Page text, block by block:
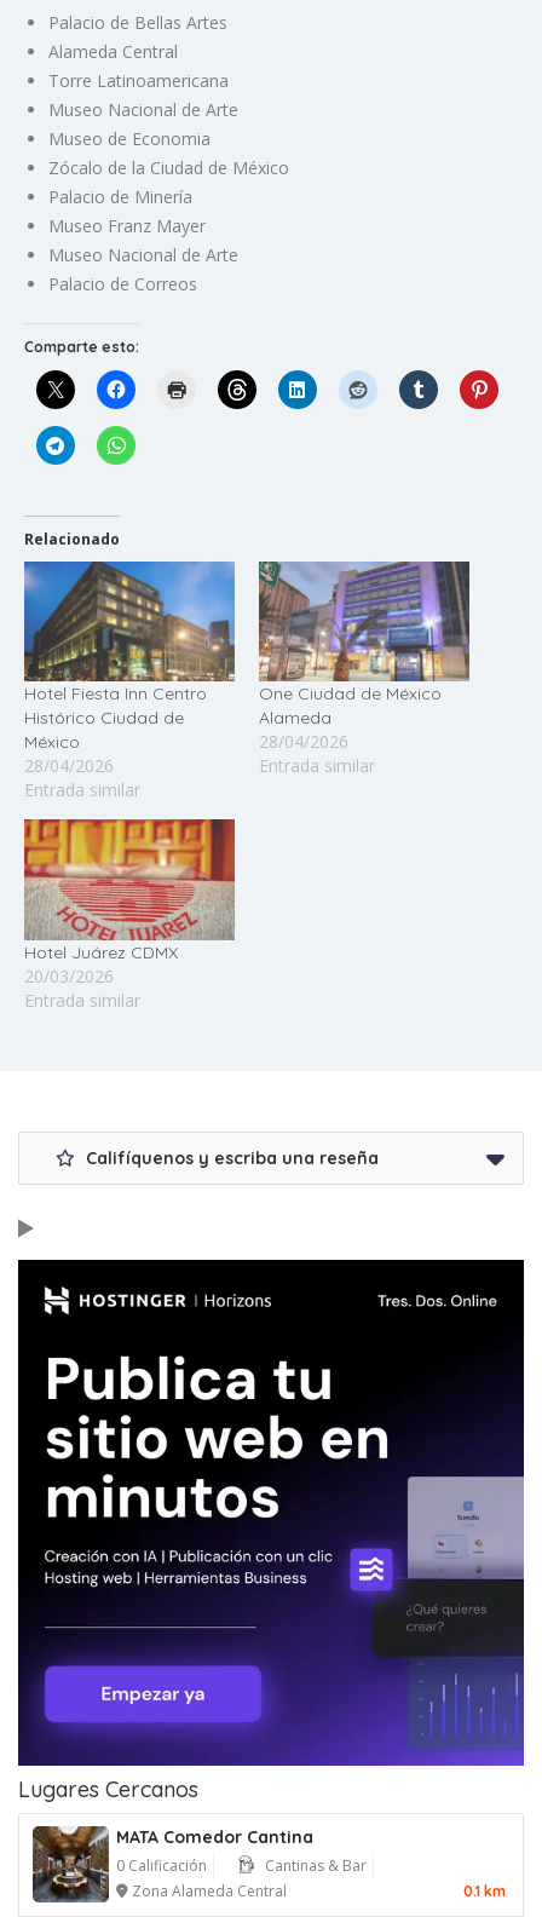
Palacio de Bellas Artes
Alameda Central
Torre Latinoamericana
Museo Nacional de Arte
Museo de Economia
Zócalo de la Ciudad de México
Palacio de Minería
Museo Franz Mayer
Museo Nacional de Arte
Palacio de Correos
Comparte esto:
Relacionado
Hotel Fiesta Inn Centro
Histórico Ciudad de
México
28/04/2026
Entrada similar
One Ciudad de México
Alameda
28/04/2026
Entrada similar
Hotel Juárez CDMX
20/03/2026
Entrada similar
Califíquenos y escriba una reseña
Lugares Cercanos
MATA Comedor Cantina
0 Calificación
Cantinas & Bar
Zona Alameda Central
0.1 km